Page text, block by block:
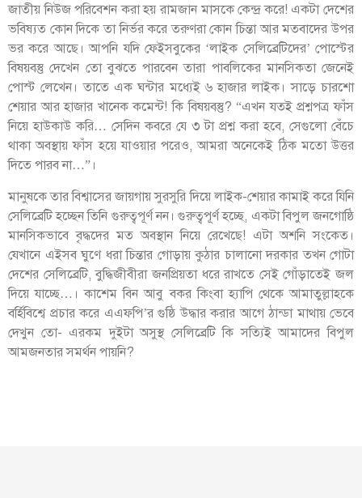
জাতীয় নিউজ পরিবেশন করা হয় রামজান মাসকে কেন্দ্র করে! একটা দেশের
ভবিষ্যত কোন দিকে তা নির্ভর করে তরুণরা কোন চিন্তা আর মতবাদের উপর
ভর করে আছে। আপনি যদি ফেইসবুকের ‘লাইক সেলিব্রেটিদের’ পোস্টের
বিষয়বস্তু দেখেন তো বুঝতে পারবেন তারা পাবলিকের মানসিকতা জেনেই
পোস্ট লেখেন। তাতে এক ঘন্টার মধ্যেই ৬ হাজার লাইক। সাড়ে চারশো
শেয়ার আর হাজার খানেক কমেন্ট! কি বিষয়বস্তু? “এখন যতই প্রশ্নপত্র ফাঁস
নিয়ে হাউকাউ করি… সেদিন কবরে যে ৩ টা প্রশ্ন করা হবে, সেগুলো বেঁচে
থাকা অবস্থায় ফাঁস হয়ে যাওয়ার পরেও, আমরা অনেকেই ঠিক মতো উত্তর
দিতে পারব না…”।
মানুষকে তার বিশ্বাসের জায়গায় সুরসুরি দিয়ে লাইক-শেয়ার কামাই করে যিনি
সেলিব্রেটি হচ্ছেন তিনি গুরুত্বপূর্ণ নন। গুরুত্বপূর্ণ হচ্ছে, একটা বিপুল জনগোষ্ঠি
মানসিকভাবে বৃদ্ধদের মত অবস্থান নিয়ে রেখেছে! এটা অশনি সংকেত।
যেখানে এইসব ঘুণে ধরা চিন্তার গোড়ায় কুঠার চালানো দরকার তখন গোটা
দেশের সেলিব্রেটি, বুদ্ধিজীবীরা জনপ্রিয়তা ধরে রাখতে সেই গোঁড়াতেই জল
দিয়ে যাচ্ছে…। কাশেম বিন আবু বকর কিংবা হ্যাপি থেকে আমাতুল্লাহকে
বর্হিবিশ্বে প্রচার করে এএফপি’র গুষ্ঠি উদ্ধার করার আগে ঠান্ডা মাথায় ভেবে
দেখুন তো- এরকম দুইটা অসুস্থ সেলিব্রেটি কি সত্যিই আমাদের বিপুল
আমজনতার সমর্থন পায়নি?